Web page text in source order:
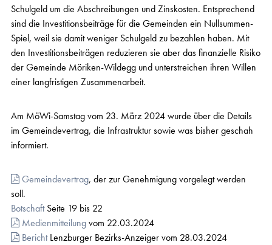
Schulgeld um die Abschreibungen und Zinskosten. Entsprechend
sind die Investitionsbeiträge für die Gemeinden ein Nullsummen-
Spiel, weil sie damit weniger Schulgeld zu bezahlen haben. Mit
den Investitionsbeiträgen reduzieren sie aber das finanzielle Risiko
der Gemeinde Möriken-Wildegg und unterstreichen ihren Willen
einer langfristigen Zusammenarbeit.
Am MöWi-Samstag vom 23. März 2024 wurde über die Details
im Gemeindevertrag, die Infrastruktur sowie was bisher geschah
informiert.
Gemeindevertrag, der zur Genehmigung vorgelegt werden
soll.
BotschaftSeite 19 bis 22
Medienmitteilungvom 22.03.2024
BerichtLenzburger Bezirks-Anzeiger vom 28.03.2024